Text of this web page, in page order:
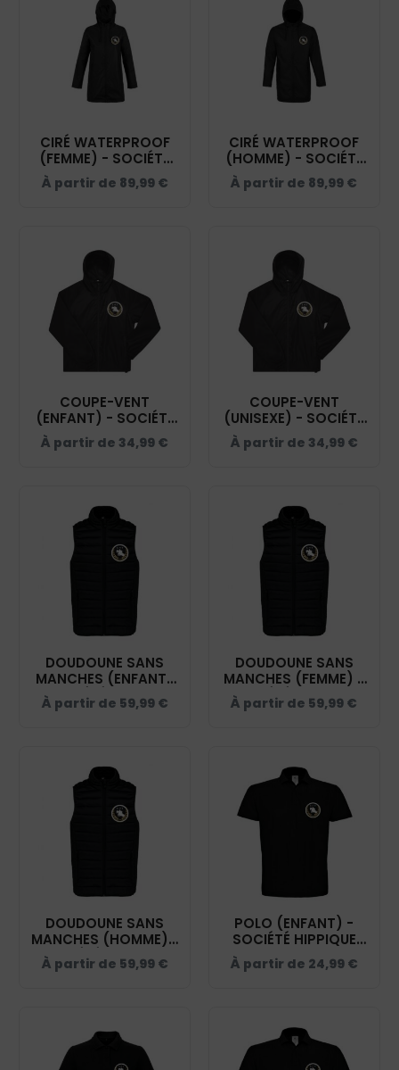
CIRÉ WATERPROOF
(FEMME) - SOCIÉTÉ
HIPPIQUE YONNAISE -
NOIR - 03175
À partir de 89,99 €
CIRÉ WATERPROOF
(HOMME) - SOCIÉTÉ
HIPPIQUE YONNAISE -
NOIR - 03174
À partir de 89,99 €
COUPE-VENT
(ENFANT) - SOCIÉTÉ
HIPPIQUE YONNAISE -
NOIR - BC631
À partir de 34,99 €
COUPE-VENT
(UNISEXE) - SOCIÉTÉ
HIPPIQUE YONNAISE -
NOIR - BC630
À partir de 34,99 €
DOUDOUNE SANS
MANCHES (ENFANT)
- SOCIÉTÉ HIPPIQUE
YONNAISE - NOIR -
À partir de 59,99 €
DOUDOUNE SANS
MANCHES (FEMME) -
SOCIÉTÉ HIPPIQUE
YONNAISE - NOIR -
À partir de 59,99 €
DOUDOUNE SANS
MANCHES (HOMME) -
SOCIÉTÉ HIPPIQUE
YONNAISE - NOIR -
À partir de 59,99 €
POLO (ENFANT) -
SOCIÉTÉ HIPPIQUE
YONNAISE - NOIR -
BCK424
À partir de 24,99 €